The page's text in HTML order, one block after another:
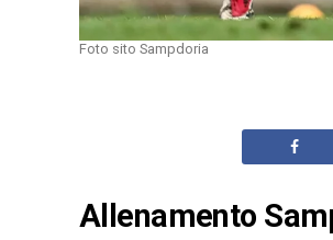
Foto sito Sampdoria
Allenamento